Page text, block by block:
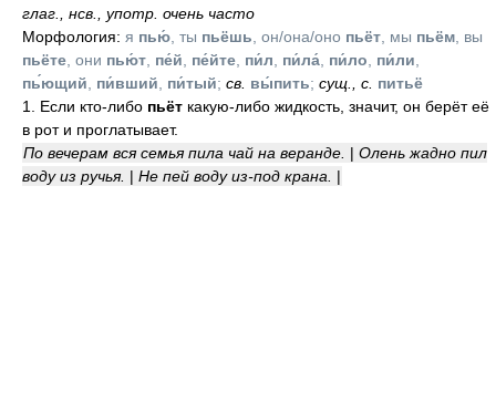
глаг.
нсв.
употр. очень часто
Морфология: я пью́ , ты пьёшь , он/она/оно пьёт , мы пьём , вы
пьёте , они пью́т пе́й пе́йте пи́л пи́ла́ пи́ло пи́ли
пь́ющий
пи́вший пи́тый; св. вы́пить; сущ. с. питьё
1. Если кто-либо пьёт какую-либо жидкость, значит, он берёт её
в рот и проглатывает.
По вечерам вся семья пила чай на веранде. | Олень жадно пил
воду из ручья. | Не пей воду из-под крана. |